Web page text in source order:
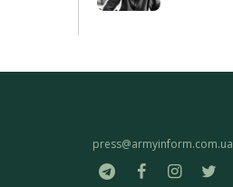
press@armyinform.com.ua